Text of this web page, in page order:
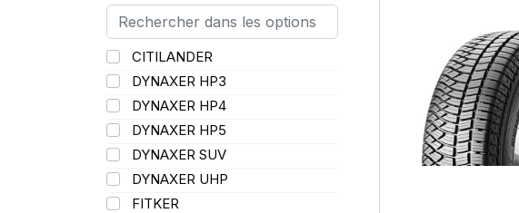
110/108
112A8/109B
114/111
115/113
116/113
116/114
127/127
144/141
CITILANDER
DYNAXER HP3
DYNAXER HP4
DYNAXER HP5
DYNAXER SUV
DYNAXER UHP
FITKER
SUV